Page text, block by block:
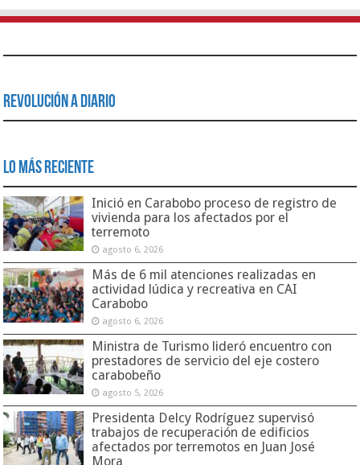
Revolución a Diario
Lo Más Reciente
Inició en Carabobo proceso de registro de
vivienda para los afectados por el
terremoto
agosto 6, 2026
Más de 6 mil atenciones realizadas en
actividad lúdica y recreativa en CAI
Carabobo
agosto 6, 2026
Ministra de Turismo lideró encuentro con
prestadores de servicio del eje costero
carabobeño
agosto 5, 2026
Presidenta Delcy Rodríguez supervisó
trabajos de recuperación de edificios
afectados por terremotos en Juan José
Mora